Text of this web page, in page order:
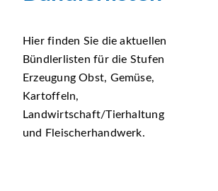
Hier finden Sie die aktuellen
Bündlerlisten für die Stufen
Erzeugung Obst, Gemüse,
Kartoffeln,
Landwirtschaft/Tierhaltung
und Fleischerhandwerk.